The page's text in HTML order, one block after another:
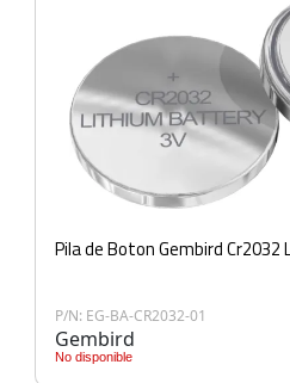
Pila de Boton Gembird Cr2032
P/N: EG-BA-CR2032-01
Gembird
No disponible